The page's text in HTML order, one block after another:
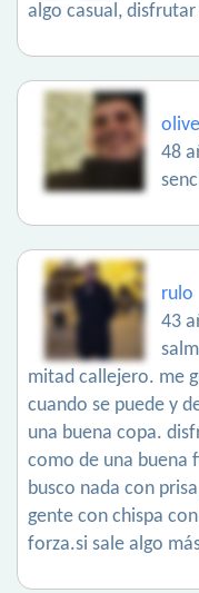
algo casual,
48
rulo
43
mitad callejero. me
cuando se puede y
una buena copa.
como de una buena
busco nada con
gente con chispa
forza.si sale algo